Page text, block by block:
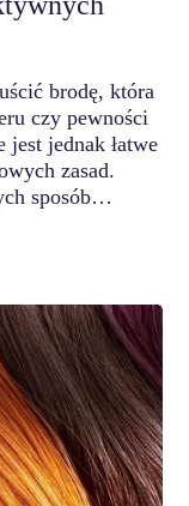
brodę, która
czy pewności
jednak łatwe
zasad.
sposób…